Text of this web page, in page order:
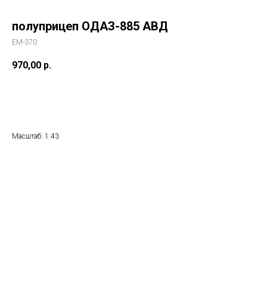
полуприцеп ОДАЗ-885 АВД
ЕМ-370
970,00 р.
Масштаб: 1:43